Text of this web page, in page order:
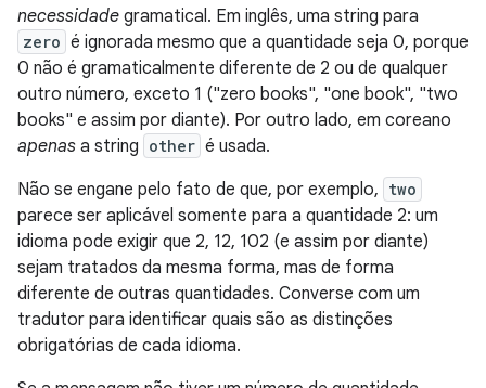
necessidade gramatical. Em inglês, uma string para
zero é ignorada mesmo que a quantidade seja 0, porque
0 não é gramaticalmente diferente de 2 ou de qualquer
outro número, exceto 1 ("zero books", "one book", "two
books" e assim por diante). Por outro lado, em coreano
apenas a string other é usada.
Não se engane pelo fato de que, por exemplo, two
parece ser aplicável somente para a quantidade 2: um
idioma pode exigir que 2, 12, 102 (e assim por diante)
sejam tratados da mesma forma, mas de forma
diferente de outras quantidades. Converse com um
tradutor para identificar quais são as distinções
obrigatórias de cada idioma.